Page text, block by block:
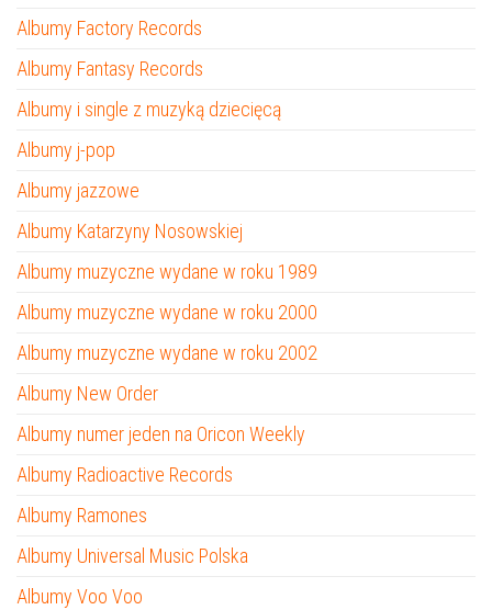
Albumy Factory Records
Albumy Fantasy Records
Albumy i single z muzyką dziecięcą
Albumy j-pop
Albumy jazzowe
Albumy Katarzyny Nosowskiej
Albumy muzyczne wydane w roku 1989
Albumy muzyczne wydane w roku 2000
Albumy muzyczne wydane w roku 2002
Albumy New Order
Albumy numer jeden na Oricon Weekly
Albumy Radioactive Records
Albumy Ramones
Albumy Universal Music Polska
Albumy Voo Voo